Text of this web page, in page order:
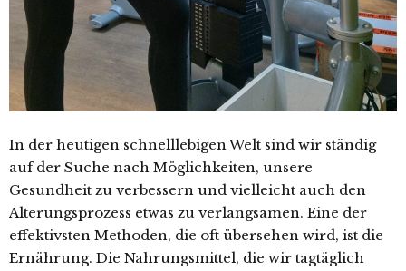
In der heutigen schnelllebigen Welt sind wir ständig
auf der Suche nach Möglichkeiten, unsere
Gesundheit zu verbessern und vielleicht auch den
Alterungsprozess etwas zu verlangsamen. Eine der
effektivsten Methoden, die oft übersehen wird, ist die
Ernährung. Die Nahrungsmittel, die wir tagtäglich